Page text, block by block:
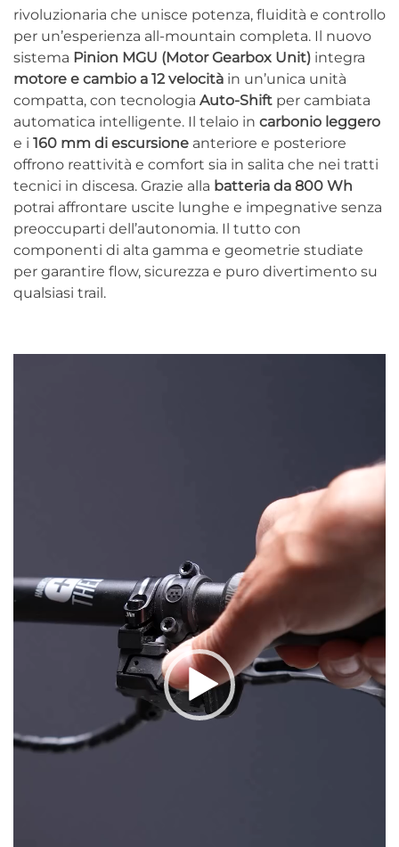
rivoluzionaria che unisce potenza, fluidità e controllo
per un’esperienza all-mountain completa. Il nuovo
sistema Pinion MGU (Motor Gearbox Unit) integra
motore e cambio a 12 velocità in un’unica unità
compatta, con tecnologia Auto-Shift per cambiata
automatica intelligente. Il telaio in carbonio leggero
e i 160 mm di escursione anteriore e posteriore
offrono reattività e comfort sia in salita che nei tratti
tecnici in discesa. Grazie alla batteria da 800 Wh
potrai affrontare uscite lunghe e impegnative senza
preoccuparti dell’autonomia. Il tutto con
componenti di alta gamma e geometrie studiate
per garantire flow, sicurezza e puro divertimento su
qualsiasi trail.